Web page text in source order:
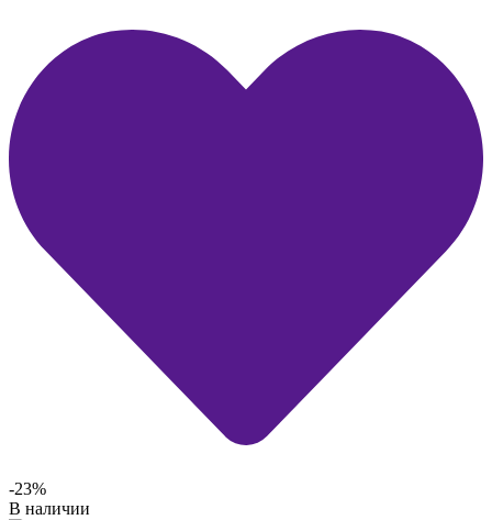
-23%
В наличии